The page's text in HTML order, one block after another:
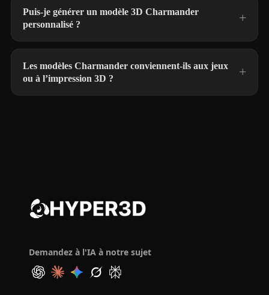
Puis-je générer un modèle 3D Charmander
personnalisé ?
Les modèles Charmander conviennent-ils aux jeux
ou à l’impression 3D ?
Demandez à l'IA à notre sujet